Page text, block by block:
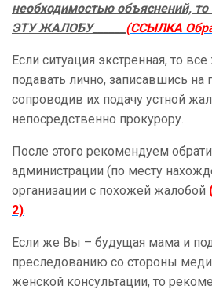
необходимостью объяснений,
ЭТУ ЖАЛОБУ______ (ССЫЛКА
Если ситуация экстренная, то
подавать лично, записавшись на
сопроводив их подачу устной
непосредственно прокурору.
После этого рекомендуем
администрации (по месту
организации с похожей жалобой
2).
Если же Вы – будущая мама и
преследованию со стороны
женской консультации, то